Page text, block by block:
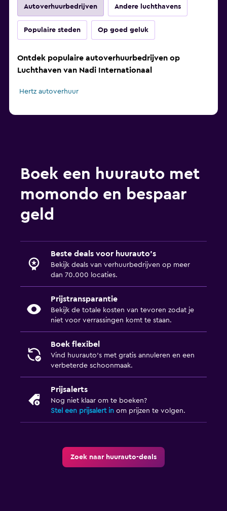
Autoverhuurbedrijven Andere luchthavens
Populaire steden Op goed geluk
Ontdek populaire autoverhuurbedrijven op
Luchthaven van Nadi Internationaal
Hertz autoverhuur
Boek een huurauto met
momondo en bespaar
geld
Beste deals voor huurauto's
Bekijk deals van verhuurbedrijven op meer
dan 70.000 locaties.
Prijstransparantie
Bekijk de totale kosten van tevoren zodat je
niet voor verrassingen komt te staan.
Boek flexibel
Vind huurauto's met gratis annuleren en een
verbeterde schoonmaak.
Prijsalerts
Nog niet klaar om te boeken?
Stel een prijsalert in om prijzen te volgen.
Zoek naar huurauto-deals